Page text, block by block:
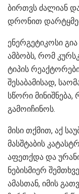
ბირთვს ძალიან
დრონით
ენერგეტიკოსი გია
ამბობს, რომ
ტიპის
შესაბამისად,
სწორი
გამოიჩინოს.
მისი თქმით, აქ
მასშტაბის
აფეთქდა და
ნებისმიერ
ამასთან, იმის